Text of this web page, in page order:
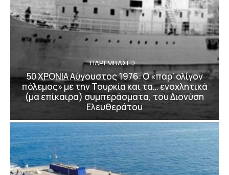
ΠΑΡΕΜΒΑΣΕΙΣ
50 ΧΡΟΝΙΑ Αύγουστος 1976: Ο «παρ’ ολίγον
πόλεμος» με την Τουρκία και τα… ενοχλητικά
(μα επίκαιρα) συμπεράσματα, του Διονύση
Ελευθεράτου